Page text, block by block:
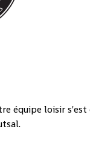
équipe loisir